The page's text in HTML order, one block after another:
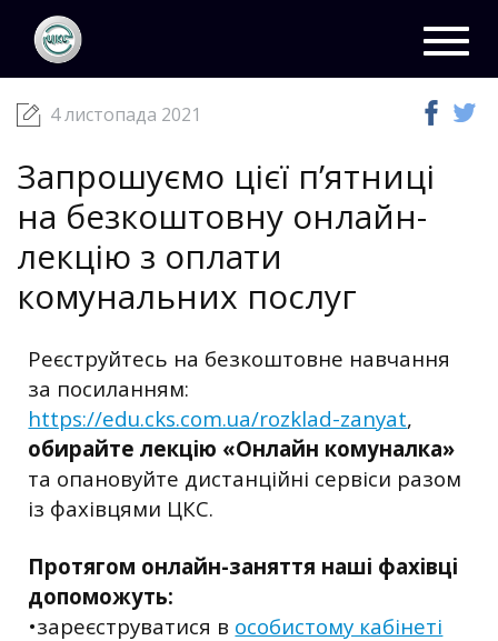
ЦКС
4 листопада 2021
Запрошуємо цієї п’ятниці
на безкоштовну онлайн-
лекцію з оплати
комунальних послуг
Реєструйтесь на безкоштовне навчання
за посиланням:
https://edu.cks.com.ua/rozklad-zanyat,
обирайте лекцію «Онлайн комуналка»
та опановуйте дистанційні сервіси разом
із фахівцями ЦКС.
Протягом онлайн-заняття наші фахівці
допоможуть:
•зареєструватися в особистому кабінеті